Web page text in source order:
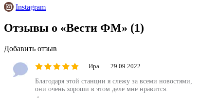
Instagram
Отзывы о «Вести ФМ» (1)
Добавить отзыв
Ира 29.09.2022
Благодаря этой станции я слежу за всеми новостями,
они очень хороши в этом деле мне нравится.